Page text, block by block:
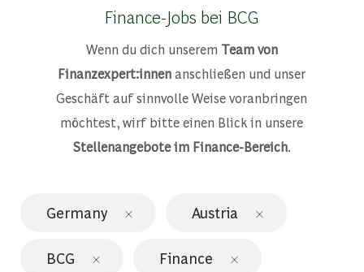
Finance-Jobs bei BCG
Wenn du dich unserem Team von
Finanzexpert:innenanschließen und unser
Geschäft auf sinnvolle Weise voranbringen
möchtest, wirf bitte einen Blick in unsere
Stellenangebote im Finance-Bereich.
Germany Austria
BCG Finance